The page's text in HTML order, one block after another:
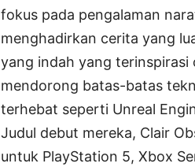
fokus pada pengalaman
menghadirkan cerita yang
yang indah yang terinspirasi
mendorong batas-batas
terhebat seperti Unreal
Judul debut mereka, Clair
untuk PlayStation 5, Xbox